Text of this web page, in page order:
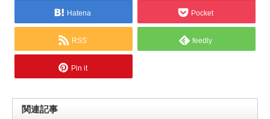
Hatena Pocket
RSS feedly
Pin it
関連記事